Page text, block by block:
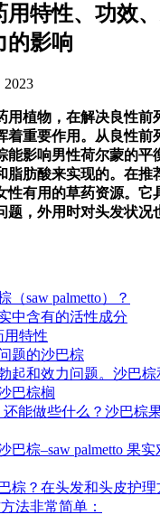
特性、功效、
的影响
2023
用植物，在解决良性前
着重要作用。从良性前
能影响男性荷尔蒙的平
脂肪酸来实现的。在推
性有用的草药资源。它
题，外用时对头发状况
（saw palmetto）？
中含有的活性成分
用特性
题的沙巴棕
起和效力问题。沙巴棕
巴棕榈
还能做些什么？沙巴棕
巴棕–saw palmetto 果
棕？在头发和头皮护
法非常简单：